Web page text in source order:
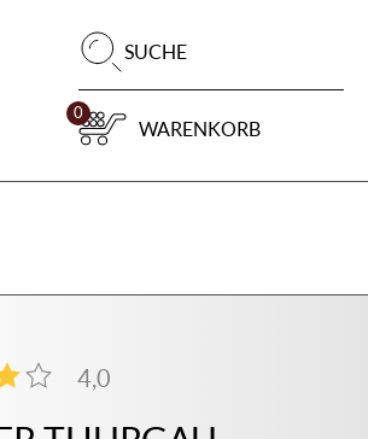
SUCHE
0
WARENKORB
4,0